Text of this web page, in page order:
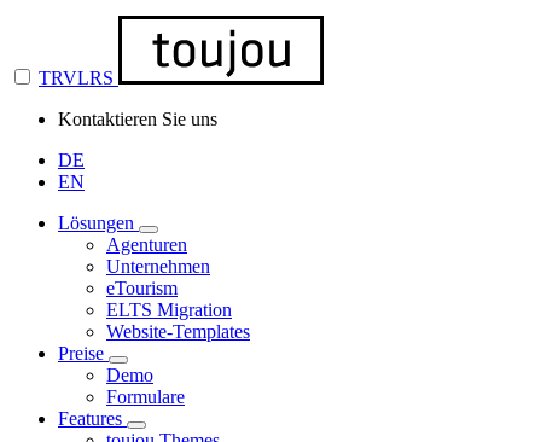
TRVLRS
Kontaktieren Sie uns
DE
EN
Lösungen
Agenturen
Unternehmen
eTourism
ELTS Migration
Website-Templates
Preise
Demo
Formulare
Features